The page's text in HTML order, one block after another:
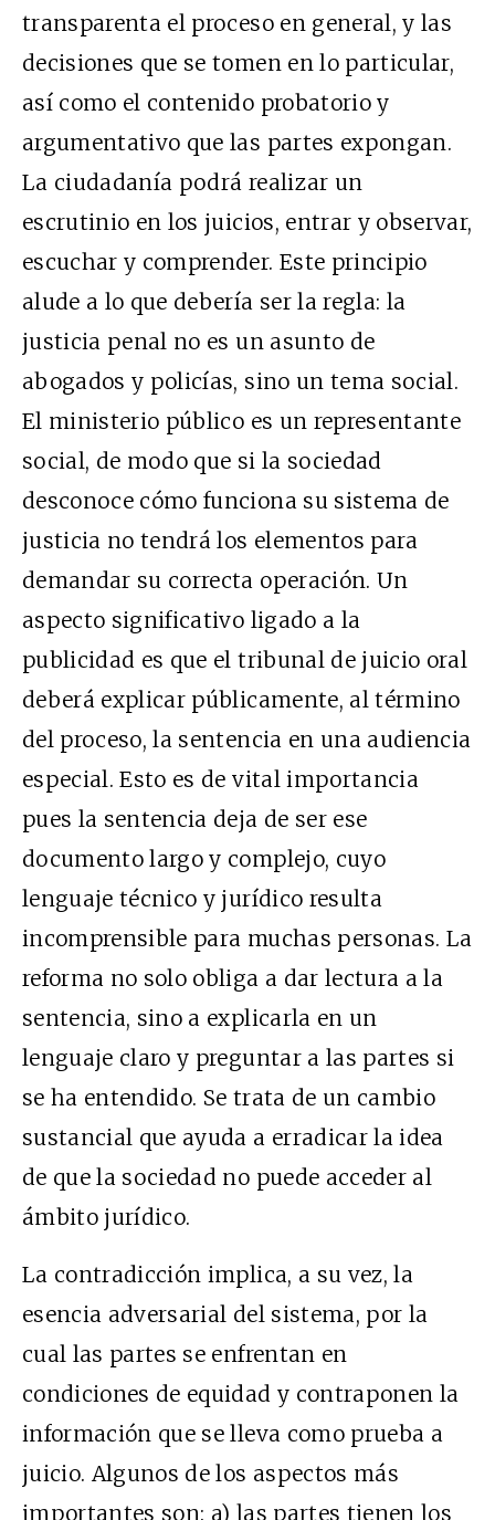
transparenta el proceso en general, y las
decisiones que se tomen en lo particular,
así como el contenido probatorio y
argumentativo que las partes expongan.
La ciudadanía podrá realizar un
escrutinio en los juicios, entrar y observar,
escuchar y comprender. Este principio
alude a lo que debería ser la regla: la
justicia penal no es un asunto de
abogados y policías, sino un tema social.
El ministerio público es un representante
social, de modo que si la sociedad
desconoce cómo funciona su sistema de
justicia no tendrá los elementos para
demandar su correcta operación. Un
aspecto significativo ligado a la
publicidad es que el tribunal de juicio oral
deberá explicar públicamente, al término
del proceso, la sentencia en una audiencia
especial. Esto es de vital importancia
pues la sentencia deja de ser ese
documento largo y complejo, cuyo
lenguaje técnico y jurídico resulta
incomprensible para muchas personas. La
reforma no solo obliga a dar lectura a la
sentencia, sino a explicarla en un
lenguaje claro y preguntar a las partes si
se ha entendido. Se trata de un cambio
sustancial que ayuda a erradicar la idea
de que la sociedad no puede acceder al
ámbito jurídico.
La contradicción implica, a su vez, la
esencia adversarial del sistema, por la
cual las partes se enfrentan en
condiciones de equidad y contraponen la
información que se lleva como prueba a
juicio. Algunos de los aspectos más
importantes son: a) las partes tienen los